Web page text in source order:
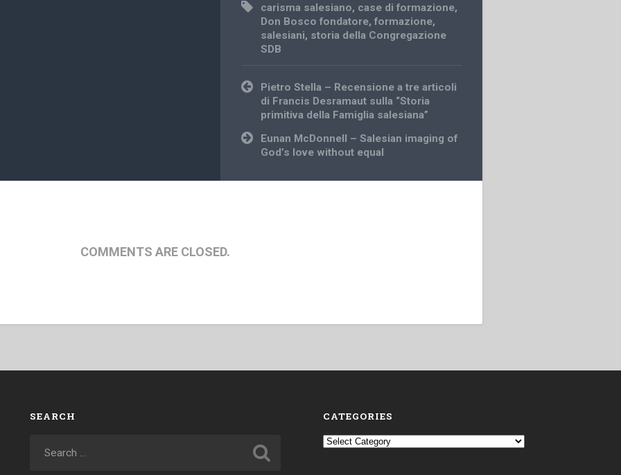
carisma salesiano, case di formazione,
Don Bosco fondatore,formazione,
salesiani, storia della Congregazione
SDB
Post
navigation
Pietro Stella – Recensione a tre articoli
di Francis Desramaut sulla “Storia
primitiva della Famiglia salesiana”
Eunan McDonnell – Salesian imaging of
God’s love without equal
COMMENTS ARE CLOSED.
SEARCH CATEGORIES
Categories